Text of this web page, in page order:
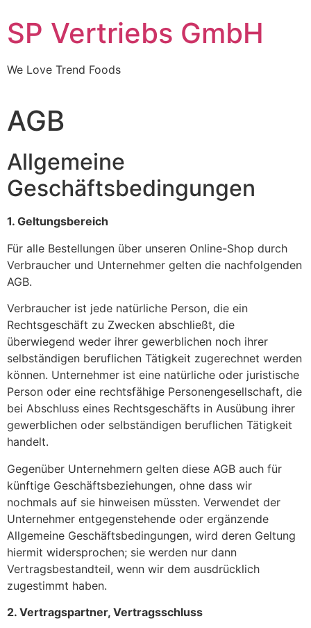
to
content
SP Vertriebs GmbH
We Love Trend Foods
AGB
Allgemeine
Geschäftsbedingungen
1. Geltungsbereich
Für alle Bestellungen über unseren Online-Shop durch
Verbraucher und Unternehmer gelten die nachfolgenden
AGB.
Verbraucher ist jede natürliche Person, die ein
Rechtsgeschäft zu Zwecken abschließt, die
überwiegend weder ihrer gewerblichen noch ihrer
selbständigen beruflichen Tätigkeit zugerechnet werden
können. Unternehmer ist eine natürliche oder juristische
Person oder eine rechtsfähige Personengesellschaft, die
bei Abschluss eines Rechtsgeschäfts in Ausübung ihrer
gewerblichen oder selbständigen beruflichen Tätigkeit
handelt.
Gegenüber Unternehmern gelten diese AGB auch für
künftige Geschäftsbeziehungen, ohne dass wir
nochmals auf sie hinweisen müssten. Verwendet der
Unternehmer entgegenstehende oder ergänzende
Allgemeine Geschäftsbedingungen, wird deren Geltung
hiermit widersprochen; sie werden nur dann
Vertragsbestandteil, wenn wir dem ausdrücklich
zugestimmt haben.
2. Vertragspartner, Vertragsschluss